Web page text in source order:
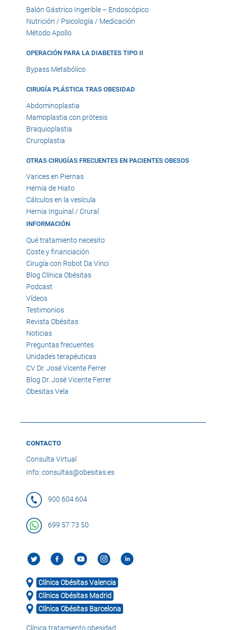
Balón Gástrico Ingerible – Endoscópico
Nutrición / Psicología / Medicación
Método Apollo
OPERACIÓN PARA LA DIABETES TIPO II
Bypass Metabólico
CIRUGÍA PLÁSTICA TRAS OBESIDAD
Abdominoplastia
Mamoplastia con prótesis
Braquioplastia
Cruroplastia
OTRAS CIRUGÍAS FRECUENTES EN PACIENTES OBESOS
Varices en Piernas
Hernia de Hiato
Cálculos en la vesícula
Hernia Inguinal / Crural
INFORMACIÓN
Qué tratamiento necesito
Coste y financiación
Cirugía con Robot Da Vinci
Blog Clínica Obésitas
Podcast
Vídeos
Testimonios
Revista Obésitas
Noticias
Preguntas frecuentes
Unidades terapéuticas
CV Dr. José Vicente Ferrer
Blog Dr. José Vicente Ferrer
Obesitas Vela
CONTACTO
Consulta Virtual
Info: consultas@obesitas.es
900 604 604
699 57 73 50
Clínica Obésitas Valencia
Clínica Obésitas Madrid
Clínica Obésitas Barcelona
Clínica tratamiento obesidad